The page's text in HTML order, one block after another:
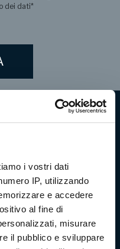
i vostri dati
IP, utilizzando
e accedere
al fine di
misurare
il pubblico e sviluppare
dei dati*